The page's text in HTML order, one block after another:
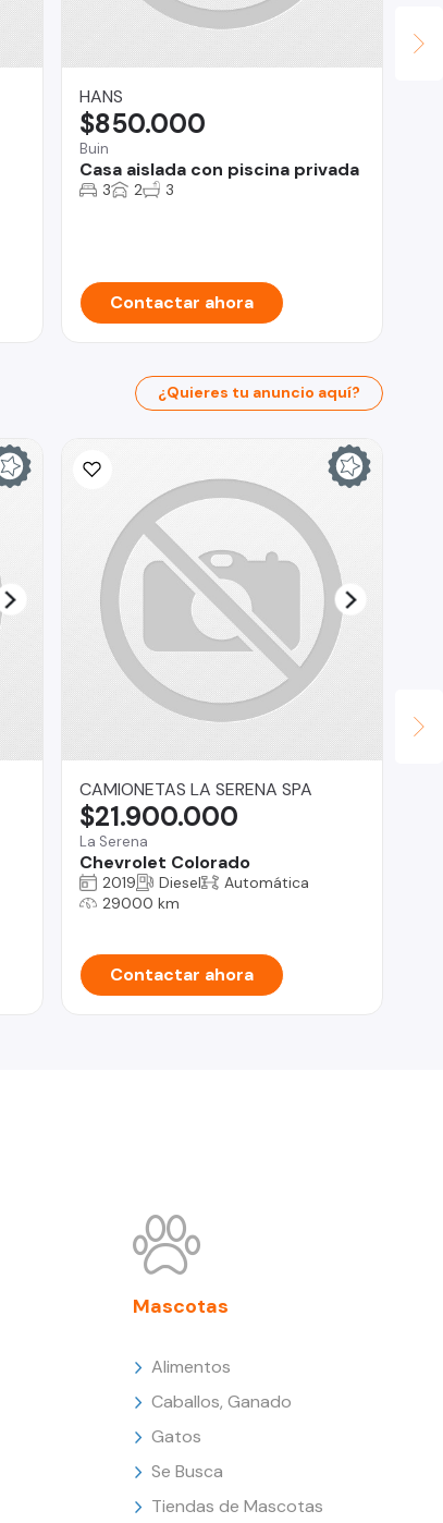
HANS
Buin
Casa aislada con piscina privada
$850.000
3 2 3
Contactar ahora
¿Quieres tu anuncio aquí?
CAMIONETAS LA SERENA SPA
La Serena
Chevrolet Colorado
$21.900.000
2019 Diesel
Automática
29000 km
Contactar ahora
Mascotas
Alimentos
Caballos, Ganado
Gatos
Se Busca
Tiendas de Mascotas